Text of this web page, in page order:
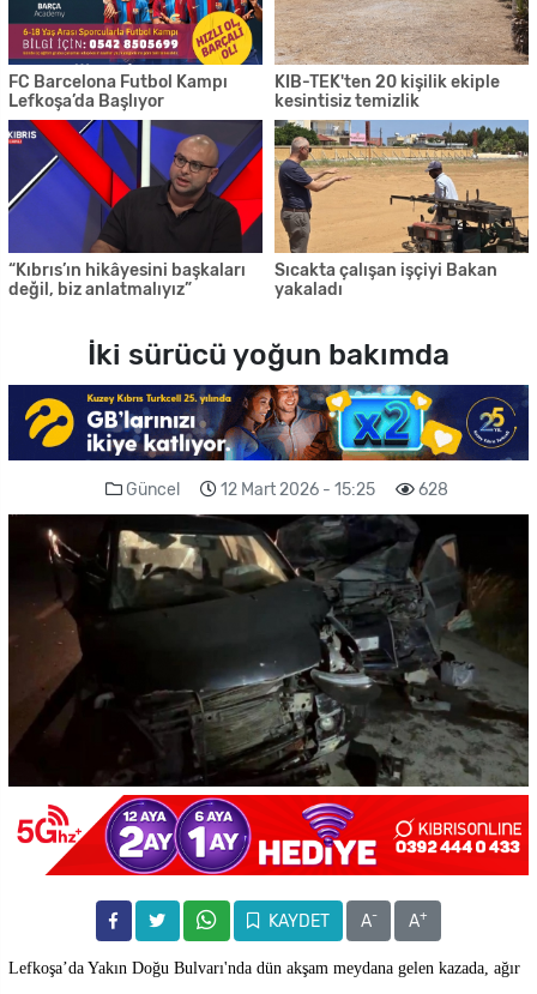
FC Barcelona Futbol Kampı
Lefkoşa’da Başlıyor
KIB-TEK'ten 20 kişilik ekiple
kesintisiz temizlik
“Kıbrıs’ın hikâyesini başkaları
değil, biz anlatmalıyız”
Sıcakta çalışan işçiyi Bakan
yakaladı
İki sürücü yoğun bakımda
Güncel 12 Mart 2026 - 15:25 628
KAYDET A- A+
Lefkoşa’da Yakın Doğu Bulvarı'nda dün akşam meydana gelen kazada, ağır